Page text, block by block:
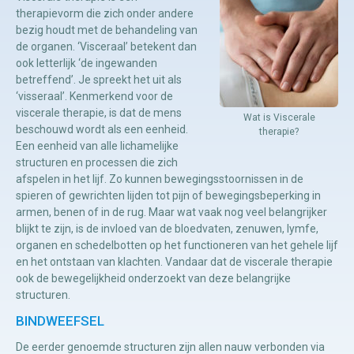
Locaties
Contact
Osteopathie
Manuele
therapie
Viscerale
therapie
Craniosacraal
therapie
Fysiotherapie
Wat is Viscerale
therapie?
therapievorm die zich onder andere
bezig houdt met de behandeling van
de organen. ‘Visceraal’ betekent dan
ook letterlijk ‘de ingewanden
betreffend’. Je spreekt het uit als
‘visseraal’. Kenmerkend voor de
viscerale therapie, is dat de mens
beschouwd wordt als een eenheid.
Een eenheid van alle lichamelijke
structuren en processen die zich
afspelen in het lijf. Zo kunnen bewegingsstoornissen in de
spieren of gewrichten lijden tot pijn of bewegingsbeperking in
armen, benen of in de rug. Maar wat vaak nog veel belangrijker
blijkt te zijn, is de invloed van de bloedvaten, zenuwen, lymfe,
organen en schedelbotten op het functioneren van het gehele lijf
en het ontstaan van klachten. Vandaar dat de viscerale therapie
ook de bewegelijkheid onderzoekt van deze belangrijke
structuren.
BINDWEEFSEL
De eerder genoemde structuren zijn allen nauw verbonden via